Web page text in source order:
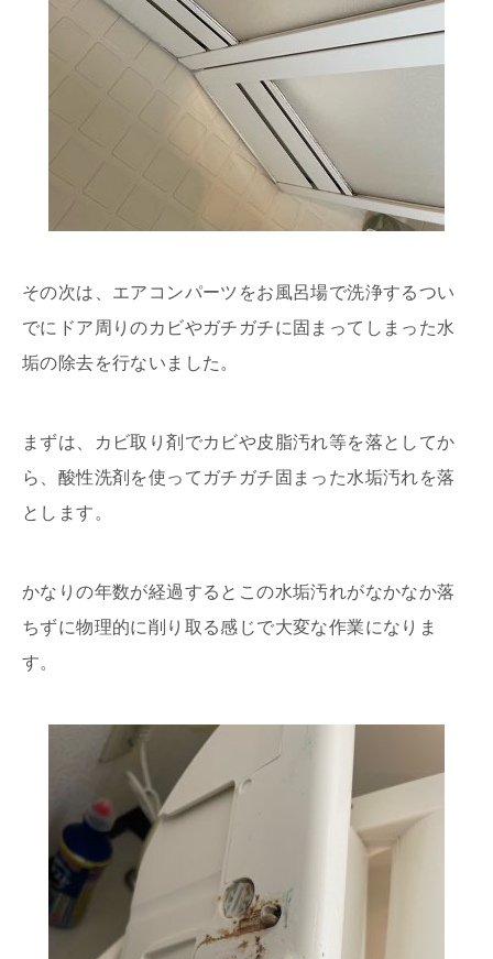
その次は、エアコンパーツをお風呂場で洗浄するつい
でにドア周りのカビやガチガチに固まってしまった水
垢の除去を行ないました。
まずは、カビ取り剤でカビや皮脂汚れ等を落としてか
ら、酸性洗剤を使ってガチガチ固まった水垢汚れを落
とします。
かなりの年数が経過するとこの水垢汚れがなかなか落
ちずに物理的に削り取る感じで大変な作業になりま
す。